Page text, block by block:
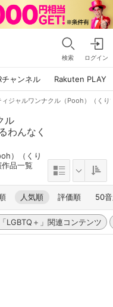
検索 ログイン
チャンネル Rakuten PLAY
ィジャルワンナクル（Pooh）（く
ル
わんなく
）（くり
品一覧
人気順 評価順 50
LGBTQ＋」関連コンテンツ